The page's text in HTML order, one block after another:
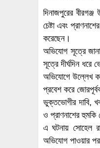
দিনাজপুরের
চেষ্টা এবং
করেছেন।
অভিযোগ সূত্রে
সূত্রে দীর্ঘদিন
অভিযোগে উল্লেখ
প্রবেশ করে
ভুক্তভোগীর দাবি,
ও প্রাণনাশের
এ ঘটনায় সোহেল
অভিযোগ পাওয়ার পর